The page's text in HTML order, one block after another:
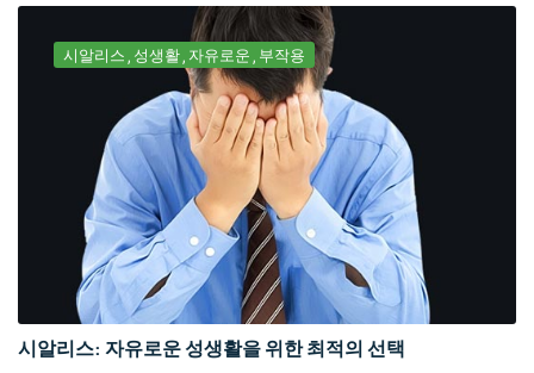
시알리스 성생활 자유로운 부작용
시알리스: 자유로운 성생활을 위한 최적의 선택